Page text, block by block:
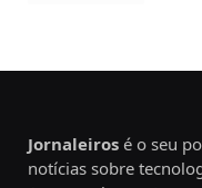
Jornaleiros é o seu
notícias sobre